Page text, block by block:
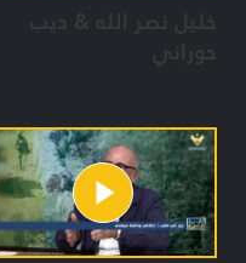
خليل نصر الله & ديب
حوراني